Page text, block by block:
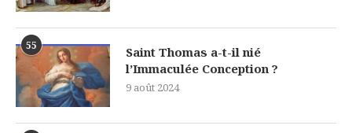
55
Saint Thomas a-t-il nié
l’Immaculée Conception ?
9 août 2024